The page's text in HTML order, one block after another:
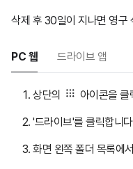
삭제 후 30일이 지나면 영구
PC 웹 드라이브 앱
상단의 아이콘을 클
'드라이브'를 클릭합니
화면 왼쪽 폴더 목록에